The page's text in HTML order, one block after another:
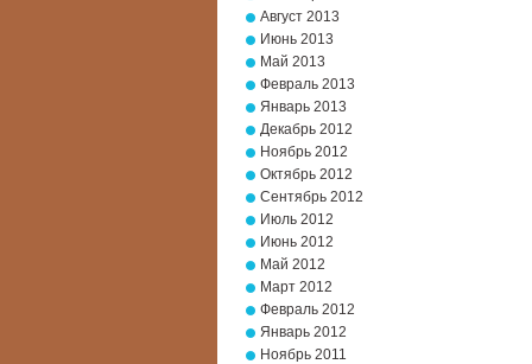
Август 2013
Июнь 2013
Май 2013
Февраль 2013
Январь 2013
Декабрь 2012
Ноябрь 2012
Октябрь 2012
Сентябрь 2012
Июль 2012
Июнь 2012
Май 2012
Март 2012
Февраль 2012
Январь 2012
Ноябрь 2011